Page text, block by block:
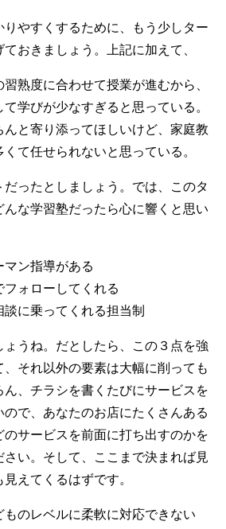
りやすくするために、もう少しター
おきましょう。上記に加えて、
習熟度に合わせて授業が進むから、
学びが少なすぎると思っている。
んと寄り添ってほしいけど、家庭教
て任せられないと思っている。
だったとしましょう。では、このタ
んな学習塾だったら心に響くと思い
マン指導がある
フォローしてくれる
談に乗ってくれる担当制
ょうね。だとしたら、この３点を強
、それ以外の要素は大幅に削っても
ん、チラシを書くたびにサービスを
で、あなたのお店にたくさんある
サービスを前面に打ち出すのかを
い。そして、ここまで決まれば見
えてくるはずです。
ものレベルに柔軟に対応できない